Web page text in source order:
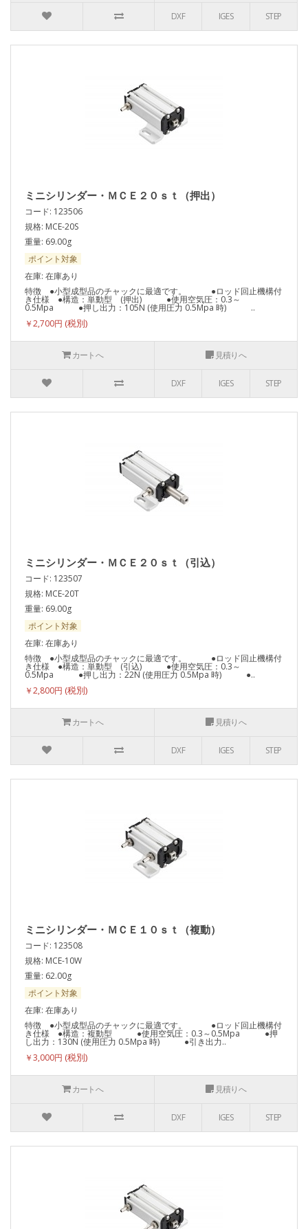
DXF IGES STEP
ミニシリンダー・ＭＣＥ２０ｓｔ（押出）
コード: 123506
規格: MCE-20S
重量: 69.00g
ポイント対象
在庫: 在庫あり
特徴 ●小型成型品のチャックに最適です。 ●ロッド回止機構付
き仕様 ●構造：単動型 (押出) ●使用空気圧：0.3～
0.5Mpa ●押し出力：105N (使用圧力 0.5Mpa 時) ..
￥2,700円
カートへ 見積りへ
DXF IGES STEP
ミニシリンダー・ＭＣＥ２０ｓｔ（引込）
コード: 123507
規格: MCE-20T
重量: 69.00g
ポイント対象
在庫: 在庫あり
特徴 ●小型成型品のチャックに最適です。 ●ロッド回止機構付
き仕様 ●構造：単動型 (引込) ●使用空気圧：0.3～
0.5Mpa ●押し出力：22N (使用圧力 0.5Mpa 時) ●..
￥2,800円
カートへ 見積りへ
DXF IGES STEP
ミニシリンダー・ＭＣＥ１０ｓｔ（複動）
コード: 123508
規格: MCE-10W
重量: 62.00g
ポイント対象
在庫: 在庫あり
特徴 ●小型成型品のチャックに最適です。 ●ロッド回止機構付
き仕様 ●構造：複動型 ●使用空気圧：0.3～0.5Mpa ●押
し出力：130N (使用圧力 0.5Mpa 時) ●引き出力..
￥3,000円
カートへ 見積りへ
DXF IGES STEP